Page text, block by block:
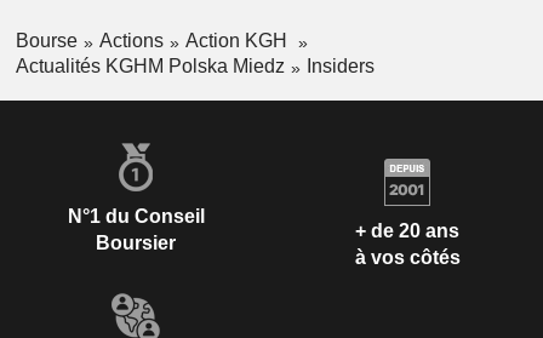
Bourse Actions
Action KGH
Actualités KGHM Polska Miedz
Insiders
N°1 du Conseil
Boursier
+ de 20 ans
à vos côtés